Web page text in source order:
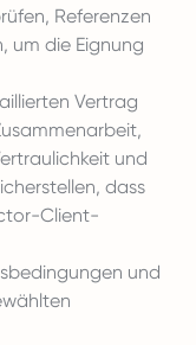
Referenzen
um die Eignung
Vertrag
und
dass
Client-
und